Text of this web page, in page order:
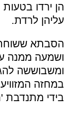
הן ירדו
עליהן לרדת.
הסבתא
ושמעה ממנה
ומשבוששה
במחזה
בידי מתנדבת